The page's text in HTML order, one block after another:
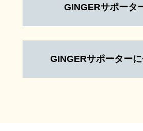
GINGERサポータ
GINGERサポーター